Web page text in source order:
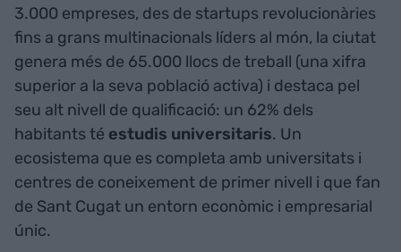
3.000 empreses, des de startups revolucionàries
fins a grans multinacionals líders al món, la ciutat
genera més de 65.000 llocs de treball (una xifra
superior a la seva població activa) i destaca pel
seu alt nivell de qualificació: un 62% dels
habitants té estudis universitaris. Un
ecosistema que es completa amb universitats i
centres de coneixement de primer nivell i que fan
de Sant Cugat un entorn econòmic i empresarial
únic.